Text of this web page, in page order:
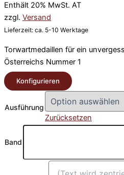
Enthält 20% MwSt. AT
zzgl. Versand
Lieferzeit: ca. 5-10 Werktage
Torwartmedaillen für ein
Österreichs Nummer 1
Konfigurieren
Ausführung
Zurücksetzen
Band